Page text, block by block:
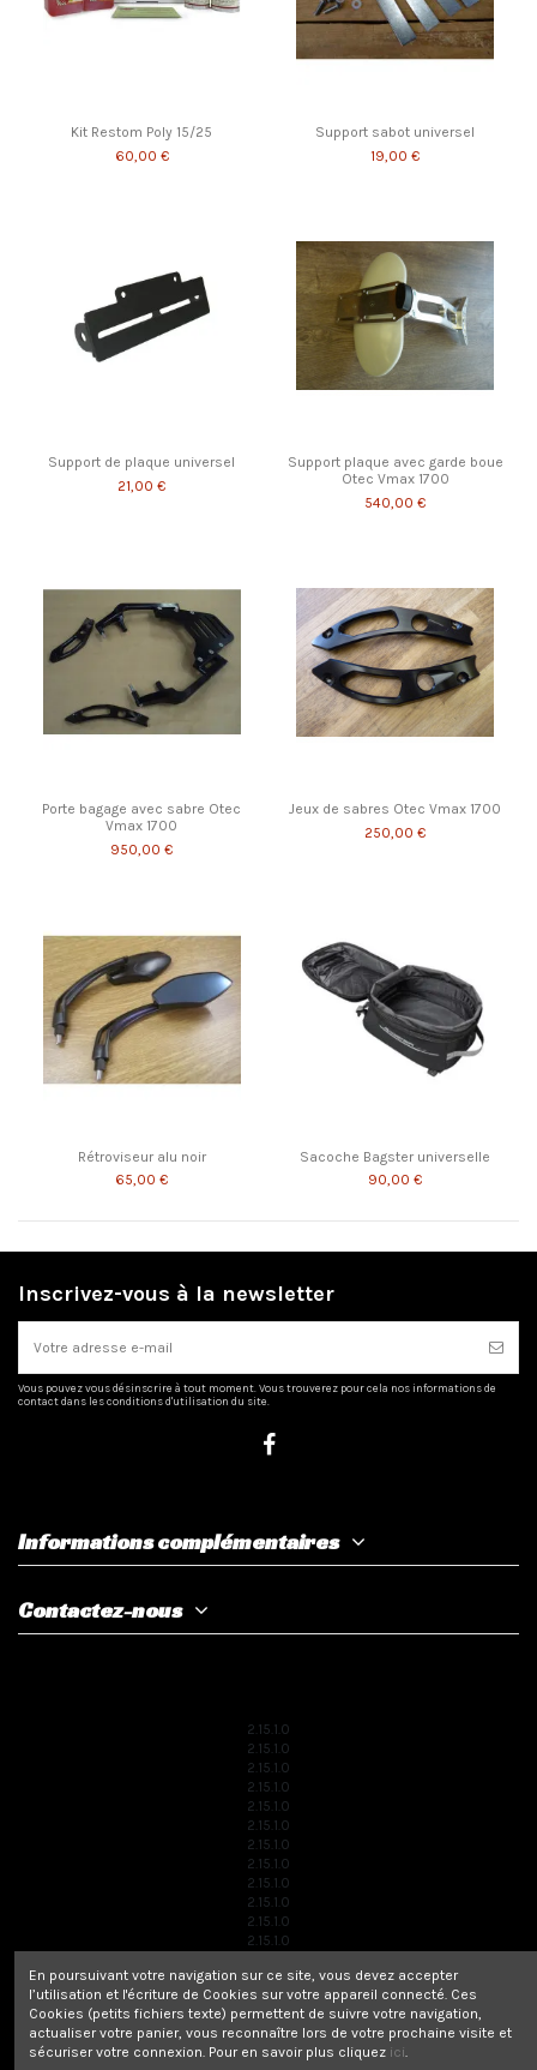
Kit Restom Poly 15/25
60,00 €
Support sabot universel
19,00 €
Support de plaque universel
21,00 €
Support plaque avec garde boue
Otec Vmax 1700
540,00 €
Porte bagage avec sabre Otec
Vmax 1700
950,00 €
Jeux de sabres Otec Vmax 1700
250,00 €
Rétroviseur alu noir
65,00 €
Sacoche Bagster universelle
90,00 €
Inscrivez-vous à la newsletter
Vous pouvez vous désinscrire à tout moment. Vous trouverez pour cela nos informations de
contact dans les conditions d'utilisation du site.
Informations complémentaires
Contactez-nous
2.15.1.0
2.15.1.0
2.15.1.0
2.15.1.0
2.15.1.0
2.15.1.0
2.15.1.0
2.15.1.0
2.15.1.0
2.15.1.0
2.15.1.0
2.15.1.0
2.15.1.0
2.15.1.0
2.15.1.0
2.15.1.0
2.15.1.0
En poursuivant votre navigation sur ce site, vous devez accepter
l’utilisation et l'écriture de Cookies sur votre appareil connecté. Ces
Cookies (petits fichiers texte) permettent de suivre votre navigation,
actualiser votre panier, vous reconnaître lors de votre prochaine visite et
sécuriser votre connexion. Pour en savoir plus cliquez ici.